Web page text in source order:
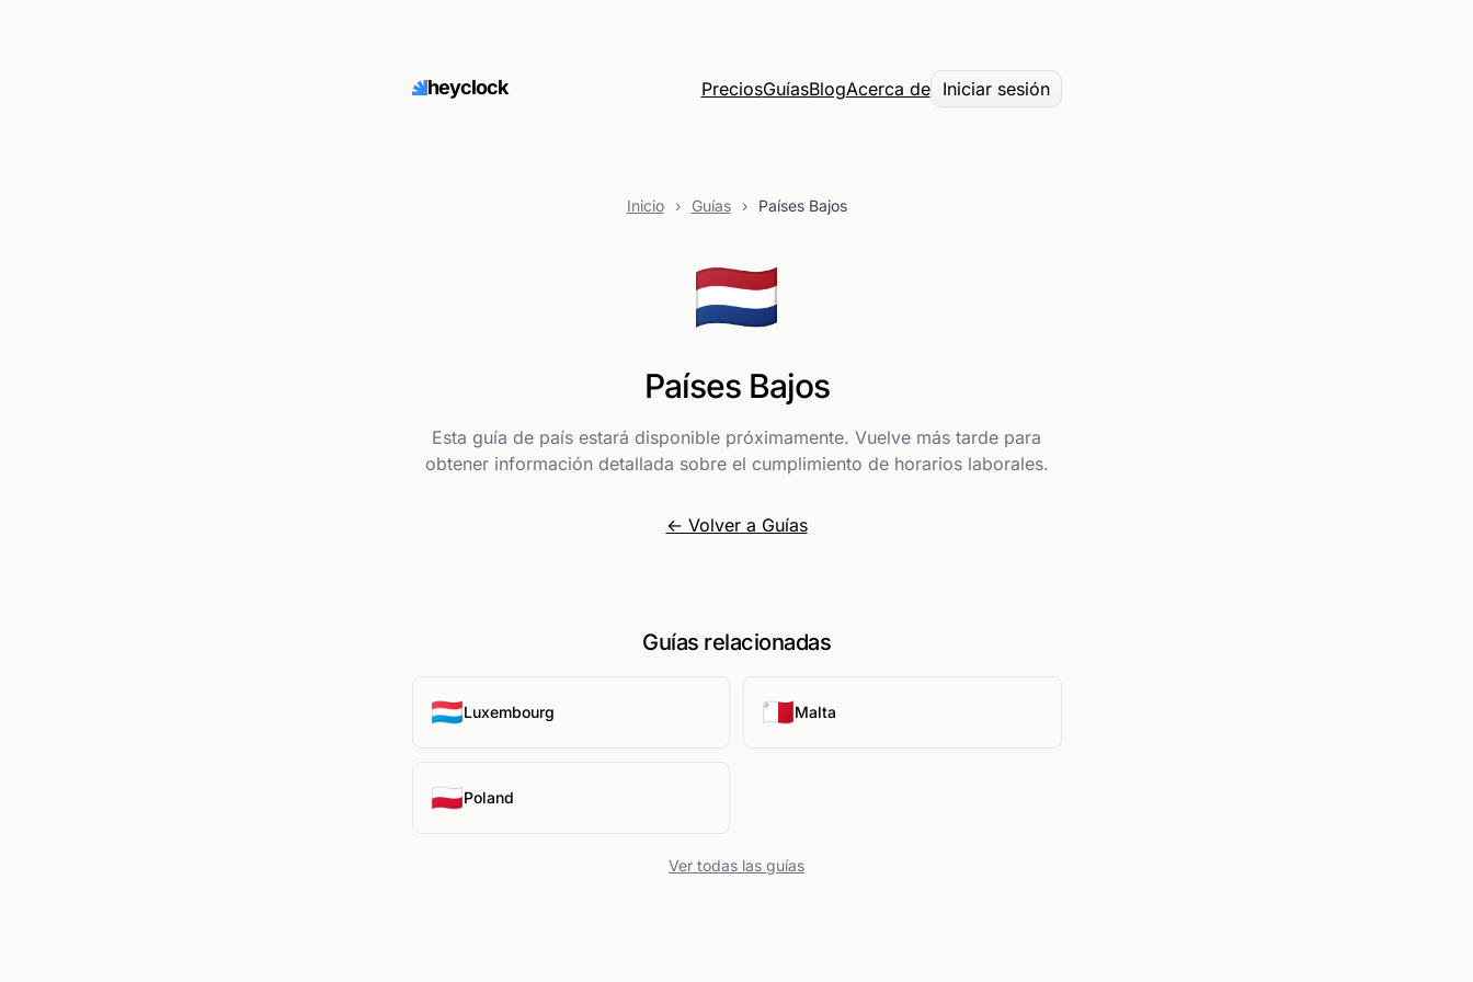
heyclock PreciosGuíasBlogAcerca de Iniciar sesión
Inicio › Guías › Países Bajos
🇳🇱
Países Bajos
Esta guía de país estará disponible próximamente. Vuelve más tarde para
obtener información detallada sobre el cumplimiento de horarios laborales.
← Volver a Guías
Guías relacionadas
🇱🇺Luxembourg 🇲🇹Malta
🇵🇱Poland
Ver todas las guías